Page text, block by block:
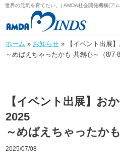
世界の元気を育てたい。| AMDA社会開発機構(ア
ホーム » お知らせ » 【イベント出展
～めばえちゃったかも 共創心～（8/7-8
【イベント出展】お
2025
～めばえちゃったか
2025/07/08